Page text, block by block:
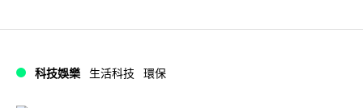
科技娛樂 生活科技 環保